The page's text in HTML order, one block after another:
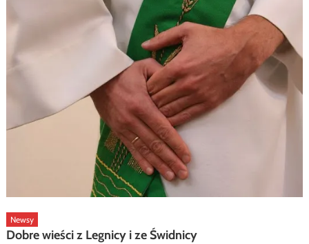
Newsy
Dobre wieści z Legnicy i ze Świdnicy